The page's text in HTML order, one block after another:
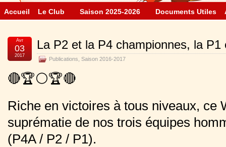
Accueil Le Club Saison 2025-2026 Documents Utiles
La P2 et la P4 championnes, la P1
Publications Saison 2016-2017
Avr
03
2017
🔴🏆⚪️🏆🔴
Riche en victoires à tous niveaux, ce
suprématie de nos trois équipes
(P4A / P2 / P1).